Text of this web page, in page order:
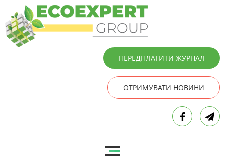
ПЕРЕДПЛАТИТИ ЖУРНАЛ
ОТРИМУВАТИ НОВИНИ